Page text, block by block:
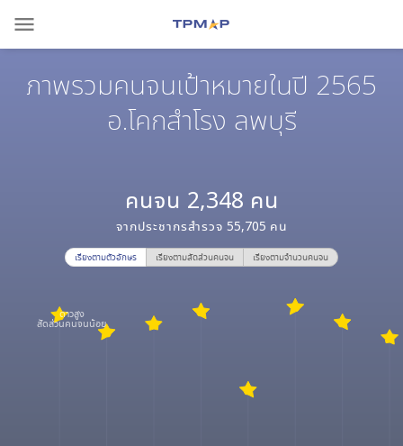
menu
ภาพรวมคนจนเป้าหมายในปี 2565
อ.โคกสำโรง ลพบุรี
คนจน 2,348 คน
จากประชากรสำรวจ 55,705 คน
เรียงตามตัวอักษร เรียงตามสัดส่วนคนจน เรียงตามจำนวนคนจน
ดาวสูง
สัดส่วนคนจนน้อย